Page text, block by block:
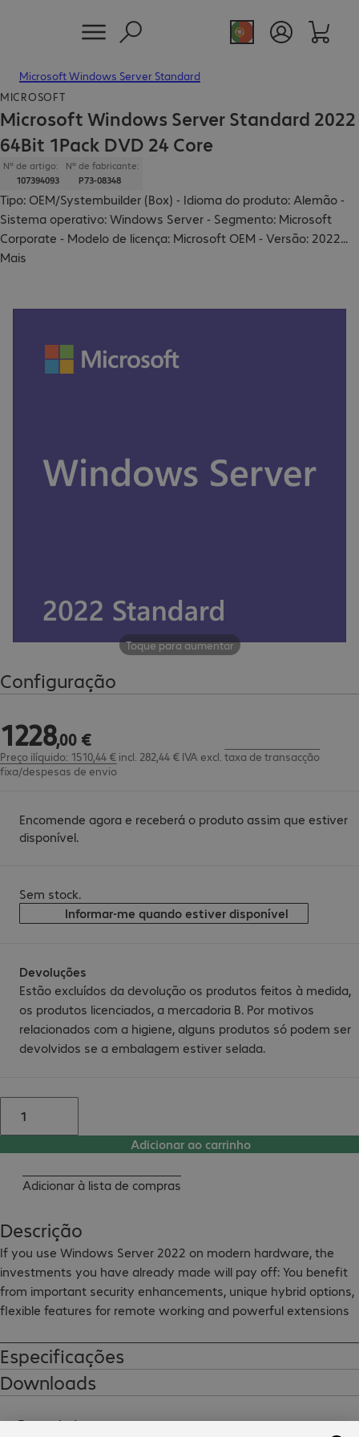
Microsoft Windows Server Standard
Toque para aumentar
MICROSOFT
Microsoft Windows Server Standard 2022
64Bit 1Pack DVD 24 Core
Nº de artigo:
107394093
Nº de fabricante:
P73-08348
Tipo: OEM/Systembuilder (Box) - Idioma do produto: Alemão -
Sistema operativo: Windows Server - Segmento: Microsoft
Corporate - Modelo de licença: Microsoft OEM - Versão: 2022...
Mais
Configuração
1228,00 €
1228,00 €
Preço ilíquido: 1510,44 € incl. 282,44 € IVA excl. taxa de transacção
fixa/despesas de envio
Encomende agora e receberá o produto assim que estiver
disponível.
Sem stock.
Informar-me quando estiver disponível
Devoluções
Estão excluídos da devolução os produtos feitos à medida,
os produtos licenciados, a mercadoria B. Por motivos
relacionados com a higiene, alguns produtos só podem ser
devolvidos se a embalagem estiver selada.
Adicionar ao carrinho
Adicionar à lista de compras
Descrição
If you use Windows Server 2022 on modern hardware, the
investments you have already made will pay off: You benefit
from important security enhancements, unique hybrid options,
flexible features for remote working and powerful extensions
Especificações
Downloads
Brand shop